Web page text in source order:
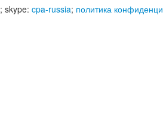
; skype: cpa-russia; политика